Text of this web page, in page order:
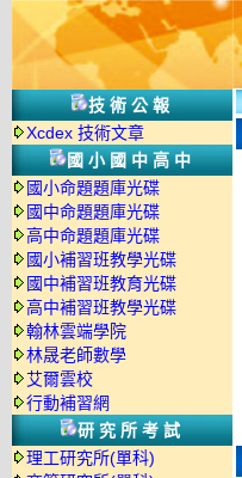
技術公報
Xcdex 技術文章
國小國中高中
國小命題題庫光碟
國中命題題庫光碟
高中命題題庫光碟
國小補習班教學光碟
國中補習班教育光碟
高中補習班教學光碟
翰林雲端學院
林晟老師數學
艾爾雲校
行動補習網
研究所考試
理工研究所(單科)